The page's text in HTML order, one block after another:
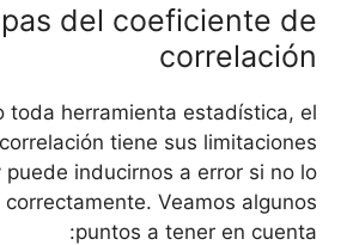
​del coeficiente de
correlación
⁢toda herramienta estadística, el
tiene sus‍ limitaciones
puede inducirnos a error si no lo
Veamos⁢ algunos
puntos a ⁣tener ‌en cuenta: